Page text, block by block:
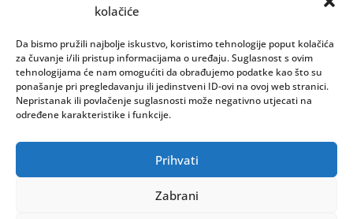
kolačiće
Da bismo pružili najbolje iskustvo, koristimo tehnologije poput kolačića
za čuvanje i/ili pristup informacijama o uređaju. Suglasnost s ovim
tehnologijama će nam omogućiti da obrađujemo podatke kao što su
ponašanje pri pregledavanju ili jedinstveni ID-ovi na ovoj web stranici.
Nepristanak ili povlačenje suglasnosti može negativno utjecati na
određene karakteristike i funkcije.
Prihvati
Zabrani
Jadranko +385 91 501 4218

info@vinopedia.hr
© 2023, Vinopedia, sva prava sadržana / Web by
Negactive